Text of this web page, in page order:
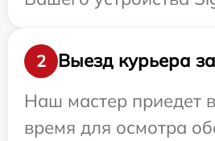
2
Выезд курьера
Наш мастер приедет
время для осмотра